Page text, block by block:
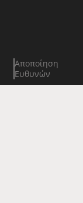
Αποποίηση
Ευθυνών